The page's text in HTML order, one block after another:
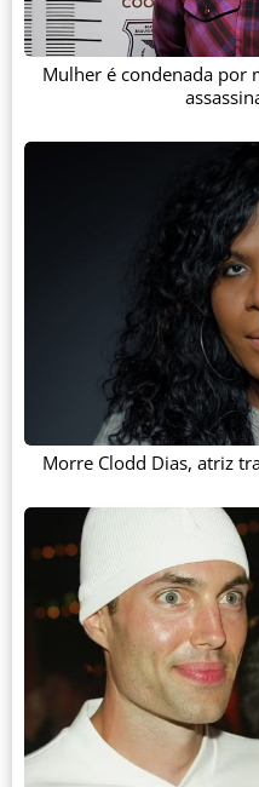
Mulher é condenada por
Morre Clodd Dias, atriz